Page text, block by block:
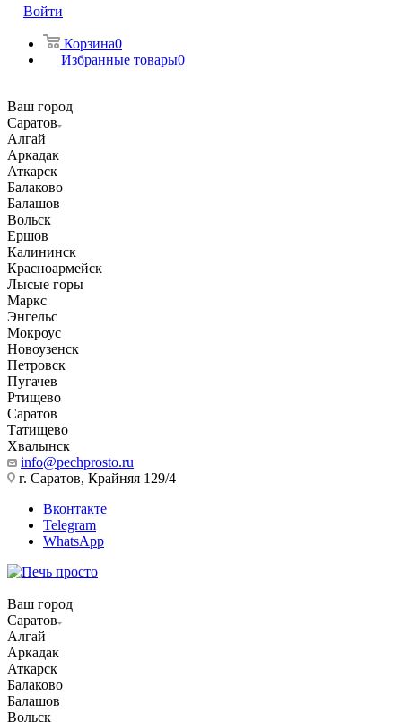
Войти
Корзина0
Избранные товары0
Ваш город
Саратов
Алгай
Аркадак
Аткарск
Балаково
Балашов
Вольск
Ершов
Калининск
Красноармейск
Лысые горы
Маркс
Энгельс
Мокроус
Новоузенск
Петровск
Пугачев
Ртищево
Саратов
Татищево
Хвалынск
info@pechprosto.ru
г. Саратов, Крайняя 129/4
Вконтакте
Telegram
WhatsApp
Ваш город
Саратов
Алгай
Аркадак
Аткарск
Балаково
Балашов
Вольск